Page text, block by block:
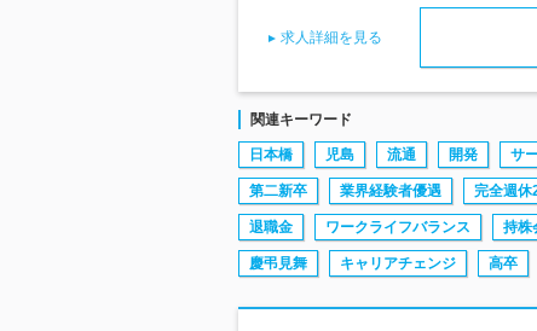
求人詳細を見る
関連キーワード
日本橋 児島 流通 開発 サ
第二新卒 業界経験者優遇 完全週休
退職金 ワークライフバランス 持株
慶弔見舞 キャリアチェンジ 高卒